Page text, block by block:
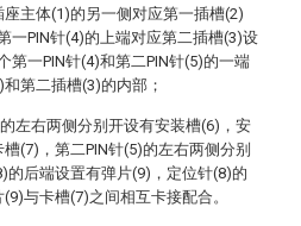
主体(1)的另一侧对应第一插槽(2)
一PIN针(4)的上端对应第二插槽(3)设
第一PIN针(4)和第二PIN针(5)的一端
第二插槽(3)的内部；
左右两侧分别开设有安装槽(6)，安
(7)，第二PIN针(5)的左右两侧分别
的后端设置有弹片(9)，定位针(8)的
与卡槽(7)之间相互卡接配合。